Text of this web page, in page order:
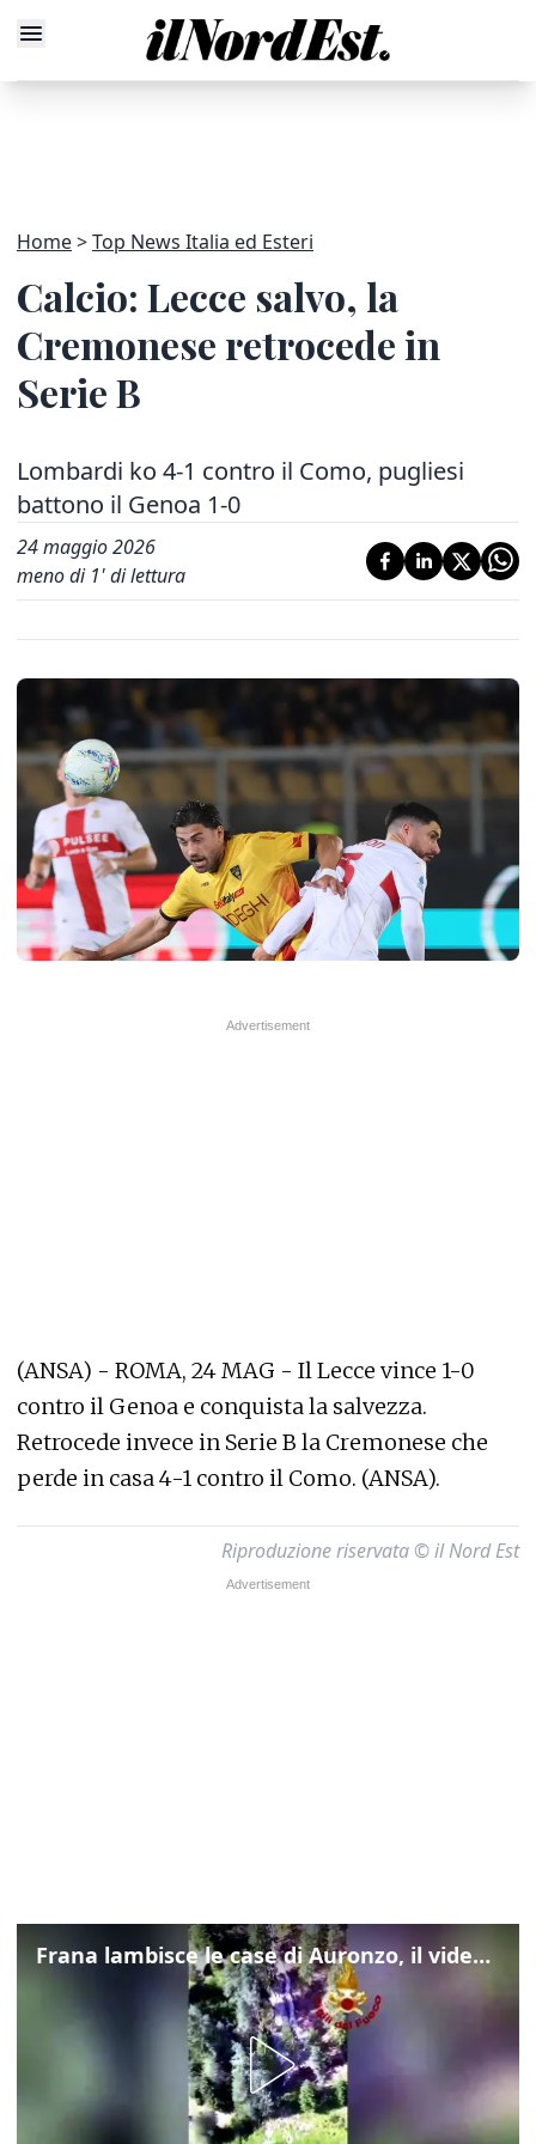
Home Top News Italia ed Esteri
Calcio: Lecce salvo, la
Cremonese retrocede in
Serie B
Lombardi ko 4-1 contro il Como, pugliesi
battono il Genoa 1-0
24 maggio 2026
meno di 1' di lettura
(ANSA) - ROMA, 24 MAG - Il Lecce vince 1-0
contro il Genoa e conquista la salvezza.
Retrocede invece in Serie B la Cremonese che
perde in casa 4-1 contro il Como. (ANSA).
Riproduzione riservata © il Nord Est
Frana lambisce le case di Auronzo, il video dall'elicottero dei vigili del fuoco